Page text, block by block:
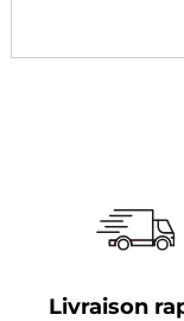
Livraison